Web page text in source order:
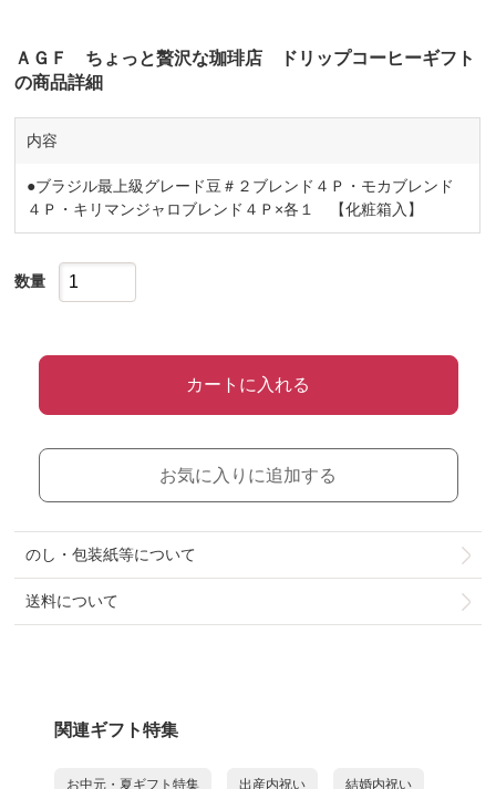
ＡＧＦ ちょっと贅沢な珈琲店 ドリップコーヒーギフト
の商品詳細
内容
●ブラジル最上級グレード豆＃２ブレンド４Ｐ・モカブレンド
４Ｐ・キリマンジャロブレンド４Ｐ×各１ 【化粧箱入】
数量
カートに入れる
お気に入りに追加する
のし・包装紙等について
送料について
関連ギフト特集
お中元・夏ギフト特集 出産内祝い 結婚内祝い